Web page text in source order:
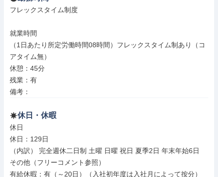
フレックスタイム制度
就業時間
（1日あたり所定労働時間08時間）フレックスタイム制あり（コ
アタイム無）
休憩：45分
残業：有
備考：
休日・休暇
休日
休日：129日
（内訳） 完全週休二日制 土曜 日曜 祝日 夏季2日 年末年始6日
その他（フリーコメント参照）
有給休暇：有（～20日）（入社初年度は入社月によって按分）